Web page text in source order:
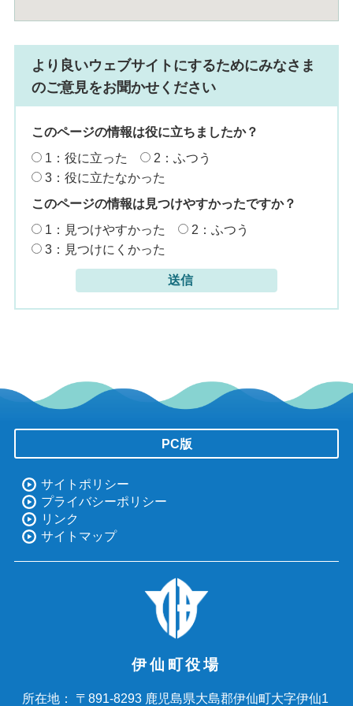
より良いウェブサイトにするためにみなさま
のご意見をお聞かせください
このページの情報は役に立ちましたか？
1：役に立った
2：ふつう
3：役に立たなかった
このページの情報は見つけやすかったですか？
1：見つけやすかった
2：ふつう
3：見つけにくかった
PC版
サイトポリシー
プライバシーポリシー
リンク
サイトマップ
伊仙町役場
所在地： 〒891-8293 鹿児島県大島郡伊仙町大字伊仙1